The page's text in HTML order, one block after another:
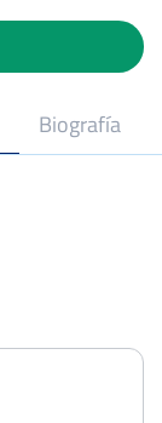
Biografía